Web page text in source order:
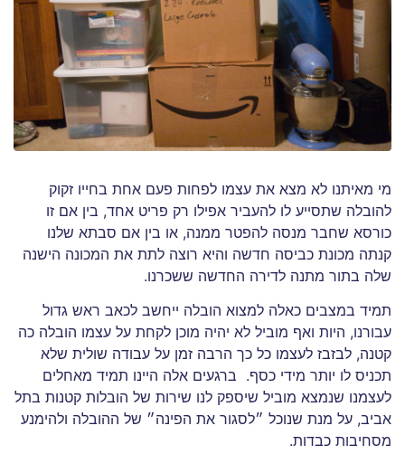
מי מאיתנו לא מצא את עצמו לפחות פעם אחת בחייו זקוק
להובלה שתסייע לו להעביר אפילו רק פריט אחד, בין אם זו
כורסא שחבר מנסה להפטר ממנה, או בין אם סבתא שלנו
קנתה מכונת כביסה חדשה והיא רוצה לתת את המכונה הישנה
שלה בתור מתנה לדירה החדשה ששכרנו.
תמיד במצבים כאלה למצוא הובלה ייחשב לכאב ראש גדול
עבורנו, היות ואף מוביל לא יהיה מוכן לקחת על עצמו הובלה כה
קטנה, לבזבז לעצמו כל כך הרבה זמן על עבודה שולית שלא
תכניס לו יותר מידי כסף. ברגעים אלה היינו תמיד מאחלים
לעצמנו שנמצא מוביל שיספק לנו שירות של הובלות קטנות בתל
אביב, על מנת שנוכל ״לסגור את הפינה״ של ההובלה ולהימנע
מסחיבות כבדות.